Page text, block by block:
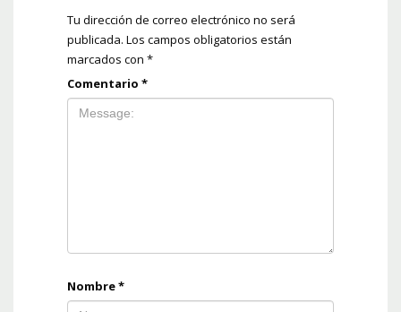
Tu dirección de correo electrónico no será
publicada. Los campos obligatorios están
marcados con *
Comentario *
Nombre*